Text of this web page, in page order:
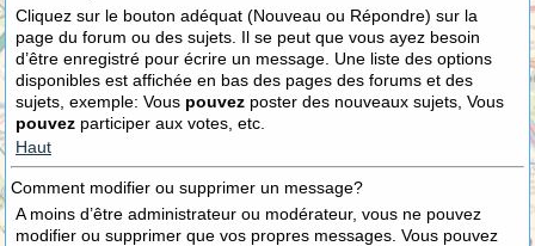
Cliquez sur le bouton adéquat (Nouveau ou Répondre) sur la
page du forum ou des sujets. Il se peut que vous ayez besoin
d’être enregistré pour écrire un message. Une liste des options
disponibles est affichée en bas des pages des forums et des
sujets, exemple: Vous pouvez poster des nouveaux sujets, Vous
pouvez participer aux votes, etc.
Haut
Comment modifier ou supprimer un message?
A moins d’être administrateur ou modérateur, vous ne pouvez
modifier ou supprimer que vos propres messages. Vous pouvez